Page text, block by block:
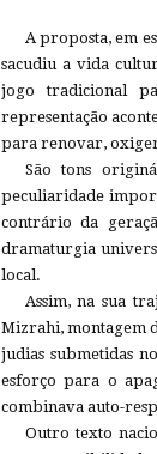
A proposta, em
sacudiu a vida
jogo tradicional
representação
para renovar,
São tons
peculiaridade
contrário da
dramaturgia
local.
Assim, na sua
Mizrahi, montagem
judias submetidas
esforço para o
combinava auto-
Outro texto